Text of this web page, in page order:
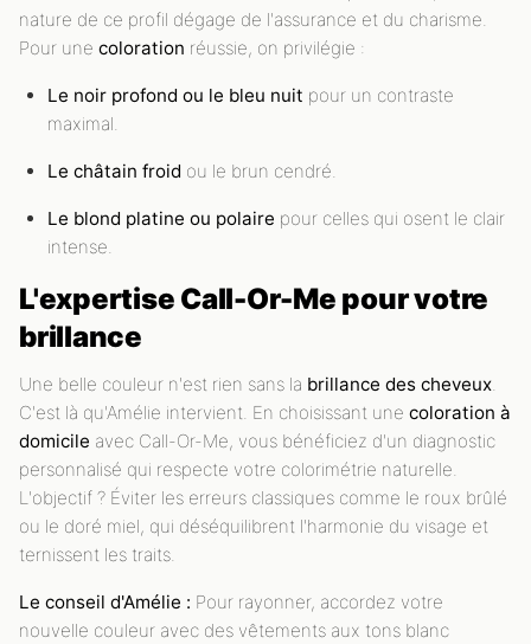
nature de ce profil dégage de l'assurance et du charisme.
Pour une coloration réussie, on privilégie :
Le noir profond ou le bleu nuit pour un contraste
maximal.
Le châtain froid ou le brun cendré.
Le blond platine ou polaire pour celles qui osent le clair
intense.
L'expertise Call-Or-Me pour votre
brillance
Une belle couleur n'est rien sans la brillance des cheveux.
C'est là qu'Amélie intervient. En choisissant une coloration à
domicile avec Call-Or-Me, vous bénéficiez d'un diagnostic
personnalisé qui respecte votre colorimétrie naturelle.
L'objectif ? Éviter les erreurs classiques comme le roux brûlé
ou le doré miel, qui déséquilibrent l'harmonie du visage et
ternissent les traits.
Le conseil d'Amélie : Pour rayonner, accordez votre
nouvelle couleur avec des vêtements aux tons blanc